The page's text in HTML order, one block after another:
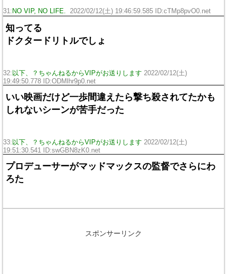
31: NO VIP, NO LIFE. 2022/02/12(土) 19:46:59.585 ID:cTMp8pvO0.net
知ってる
ドクタードリトルでしょ
32: 以下、？ちゃんねるからVIPがお送りします 2022/02/12(土)
19:49:50.778 ID:ODMlhr9p0.net
いい映画だけど一歩間違えたら撃ち殺されてたかも
しれないシーンが苦手だった
33: 以下、？ちゃんねるからVIPがお送りします 2022/02/12(土)
19:51:30.541 ID:swGBN8zK0.net
プロデューサーがマッドマックスの監督でさらにわ
ろた
スポンサーリンク